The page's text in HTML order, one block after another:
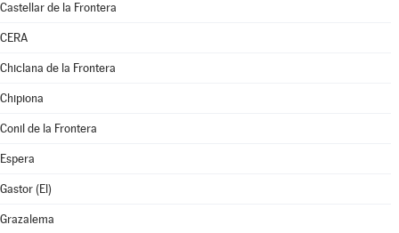
Castellar de la Frontera
CERA
Chiclana de la Frontera
Chipiona
Conil de la Frontera
Espera
Gastor (El)
Grazalema